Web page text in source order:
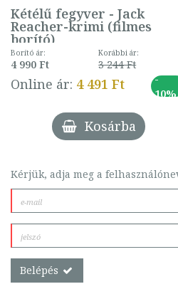
Kétélű fegyver - Jack
Reacher-krimi (filmes
borító)
Borító ár:
4 990 Ft
Korábbi ár:
3 244 Ft
Online ár: 4 491 Ft
-
10%
Kosárba
Kérjük, adja meg a
Belépés